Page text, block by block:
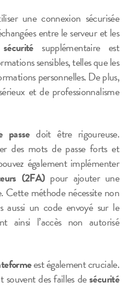
une connexion sécurisée
entre le serveur et les
sécuritésupplémentaire est
sensibles, telles que les
personnelles. De plus,
et de professionnalisme
passedoit être rigoureuse.
des mots de passe forts et
également implémenter
(2FA)pour ajouter une
Cette méthode nécessite non
aussi un code envoyé sur le
ainsi l’accès non autorisé
est également cruciale.
souvent des failles desécurité